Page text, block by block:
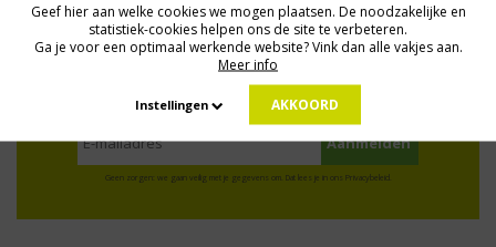
We know logistics Op maat gemaakt Meer dan 500.000 artikelen
MELD JE AAN VOOR ONZE NIEUWSBRIEF
Profiteer van deals en een dosis inspiratie!
Geen zorgen: we gaan veilig met je gegevens om. Dat lees je in ons Privacybeleid.
Geef hier aan welke cookies we mogen plaatsen. De noodzakelijke en
statistiek-cookies helpen ons de site te verbeteren.
Ga je voor een optimaal werkende website? Vink dan alle vakjes aan.
Meer info
Instellingen AKKOORD